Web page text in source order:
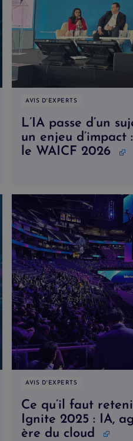
AVIS D'EXPERTS
L’IA passe d’un
un enjeu
le WAICF 2026
AVIS D'EXPERTS
Ce qu’il faut
Ignite 2025 : IA,
ère du cloud